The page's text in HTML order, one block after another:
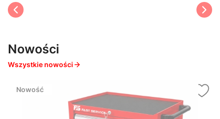
Nowości
Wszystkie nowości
Nowość